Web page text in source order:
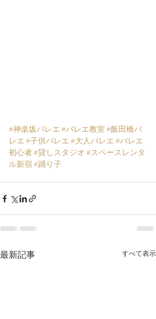
#神楽坂バレエ#バレエ教室#飯田橋バ
レエ#子供バレエ#大人バレエ#バレエ
初心者#貸しスタジオ #スペースレンタ
ル新宿#踊り子
最新記事 すべて表示